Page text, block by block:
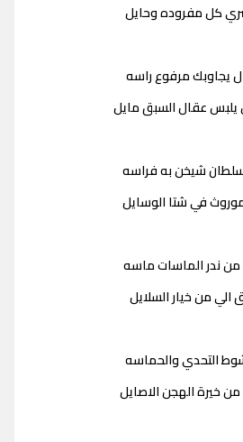
كل مفروده وحايل
يجاوبك مرفوع راسه
عقال السبق مايل
شيخن به فراسه
في شتا الوسايل
من ندر الماسات ماسه
الي من خيار السلايل
التحدي والحماسه
خيرة الهجن الاصايل